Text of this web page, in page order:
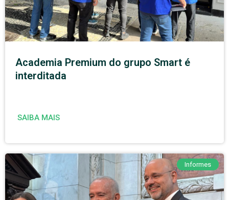
Academia Premium do grupo Smart é
interditada
SAIBA MAIS
Informes